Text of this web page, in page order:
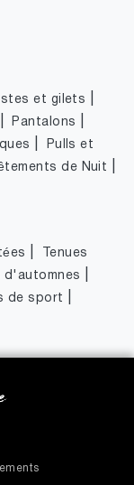
et gilets
Pantalons
Pulls et
de Nuit
Tenues
d'automnes
de sport